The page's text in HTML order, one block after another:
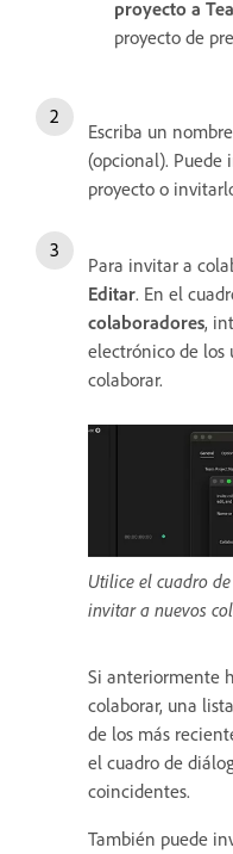
proyecto a
proyecto de
Escriba un
(opcional). Puede
proyecto o
Para invitar a
Editar. En el
colaboradores,
electrónico de los
colaborar.
Utilice el cuadro
invitar a nuevos
Si anteriormente
colaborar, una
de los más
el cuadro de
coincidentes.
También puede